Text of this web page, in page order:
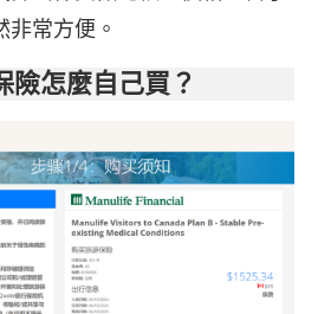
非常方便。
險怎麼自己買？